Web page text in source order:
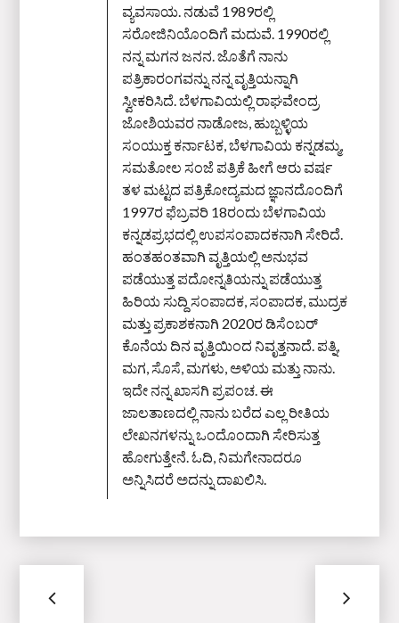
ವ್ಯವಸಾಯ. ನಡುವೆ 1989ರಲ್ಲಿ
ಸರೋಜಿನಿಯೊಂದಿಗೆ ಮದುವೆ. 1990ರಲ್ಲಿ
ನನ್ನ ಮಗನ ಜನನ. ಜೊತೆಗೆ ನಾನು
ಪತ್ರಿಕಾರಂಗವನ್ನು ನನ್ನ ವೃತ್ತಿಯನ್ನಾಗಿ
ಸ್ವೀಕರಿಸಿದೆ. ಬೆಳಗಾವಿಯಲ್ಲಿ ರಾಘವೇಂದ್ರ
ಜೋಶಿಯವರ ನಾಡೋಜ, ಹುಬ್ಬಳ್ಳಿಯ
ಸಂಯುಕ್ತ ಕರ್ನಾಟಕ, ಬೆಳಗಾವಿಯ ಕನ್ನಡಮ್ಮ,
ಸಮತೋಲ ಸಂಜೆ ಪತ್ರಿಕೆ ಹೀಗೆ ಆರು ವರ್ಷ
ತಳ ಮಟ್ಟದ ಪತ್ರಿಕೋದ್ಯಮದ ಜ್ಞಾನದೊಂದಿಗೆ
1997ರ ಫೆಬ್ರವರಿ 18ರಂದು ಬೆಳಗಾವಿಯ
ಕನ್ನಡಪ್ರಭದಲ್ಲಿ ಉಪಸಂಪಾದಕನಾಗಿ ಸೇರಿದೆ.
ಹಂತಹಂತವಾಗಿ ವೃತ್ತಿಯಲ್ಲಿ ಅನುಭವ
ಪಡೆಯುತ್ತ ಪದೋನ್ನತಿಯನ್ನು ಪಡೆಯುತ್ತ
ಹಿರಿಯ ಸುದ್ದಿ ಸಂಪಾದಕ, ಸಂಪಾದಕ, ಮುದ್ರಕ
ಮತ್ತು ಪ್ರಕಾಶಕನಾಗಿ 2020ರ ಡಿಸೆಂಬರ್‌
ಕೊನೆಯ ದಿನ ವೃತ್ತಿಯಿಂದ ನಿವೃತ್ತನಾದೆ. ಪತ್ನಿ,
ಮಗ, ಸೊಸೆ, ಮಗಳು, ಅಳಿಯ ಮತ್ತು ನಾನು.
ಇದೇ ನನ್ನ ಖಾಸಗಿ ಪ್ರಪಂಚ. ಈ
ಜಾಲತಾಣದಲ್ಲಿ ನಾನು ಬರೆದ ಎಲ್ಲ ರೀತಿಯ
ಲೇಖನಗಳನ್ನು ಒಂದೊಂದಾಗಿ ಸೇರಿಸುತ್ತ
ಹೋಗುತ್ತೇನೆ. ಓದಿ, ನಿಮಗೇನಾದರೂ
ಅನ್ನಿಸಿದರೆ ಅದನ್ನು ದಾಖಲಿಸಿ.